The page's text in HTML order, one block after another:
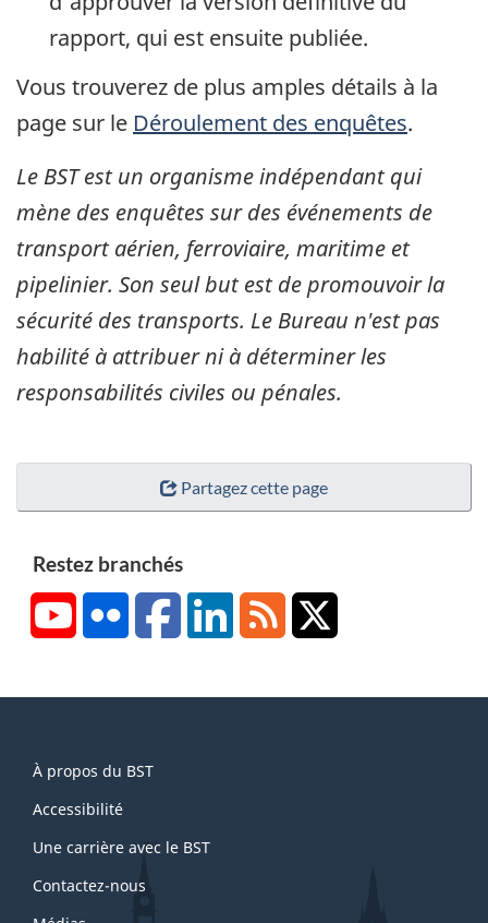
rapport, qui est ensuite publiée.
Vous trouverez de plus amples détails à la
page sur le Déroulement des enquêtes.
Le BST est un organisme indépendant qui
mène des enquêtes sur des événements de
transport aérien, ferroviaire, maritime et
pipelinier. Son seul but est de promouvoir la
sécurité des transports. Le Bureau n'est pas
habilité à attribuer ni à déterminer les
responsabilités civiles ou pénales.
Partagez cette page
Restez branchés
YouTubeFlickr FacebookLinkedInRSS
this
site
À propos du BST
Accessibilité
Une carrière avec le BST
Contactez-nous